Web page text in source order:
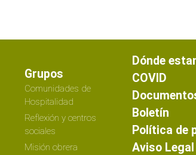
Grupos
Comunidades de
Hospitalidad
Reflexión y centros
sociales
Misión obrera
Dónde
COVID
Boletín
Política de
Aviso Legal